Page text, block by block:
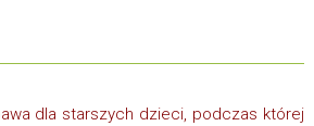
dla starszych dzieci, podczas której